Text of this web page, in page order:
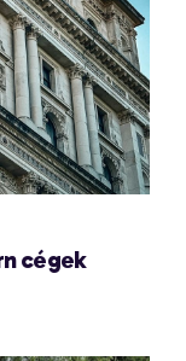
cégek